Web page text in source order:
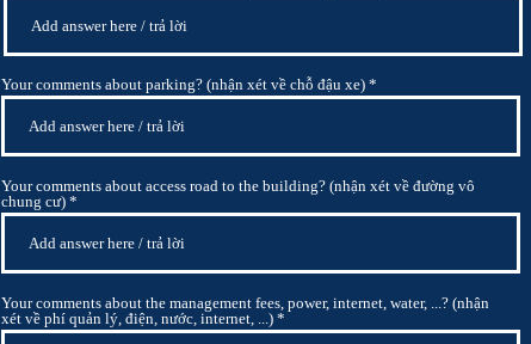
Your comments about parking? (nhận xét về chỗ đậu xe)
Your comments about access road to the building? (nhận xét về đường vô
chung cư)
Your comments about the management fees, power, internet, water, ...? (nhận
xét về phí quản lý, điện, nước, internet, ...)